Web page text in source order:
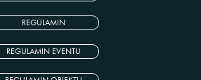
REGULAMIN
REGULAMIN EVENTU